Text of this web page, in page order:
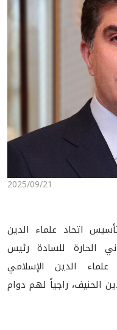
2025/09/21
اتحاد علماء الدين
الحارة للسادة رئيس
علماء الدين الإسلامي
الحنيف، راجياً لهم دوام